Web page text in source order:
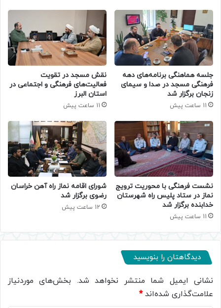
جلسه هماهنگی برنامه‌های دهه
فرهنگی مسجد در صدا و سیمای
زنجان برگزار شد
11 ساعت پیش
نقش مسجد در تقویت
فعالیت‌های فرهنگی و اجتماعی در
استان البرز
11 ساعت پیش
نشست فرهنگی با محوریت ترویج
نماز در ستاد پلیس راه شهرستان
خدابنده برگزار شد
11 ساعت پیش
شورای اقامه نماز راه آهن خراسان
رضوی برگزار شد
12 ساعت پیش
دیدگاهتان را بنویسید
نشانی ایمیل شما منتشر نخواهد شد. بخش‌های موردنیاز
علامت‌گذاری شده‌اند*